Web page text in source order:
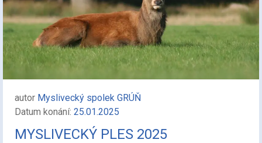
autor Myslivecký spolek GRÚŇ
Datum konání: 25.01.2025
MYSLIVECKÝ PLES 2025